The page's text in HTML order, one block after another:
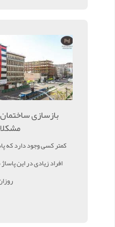
بازسازی
کمتر کسی وجود دارد که
افراد زیادی در این